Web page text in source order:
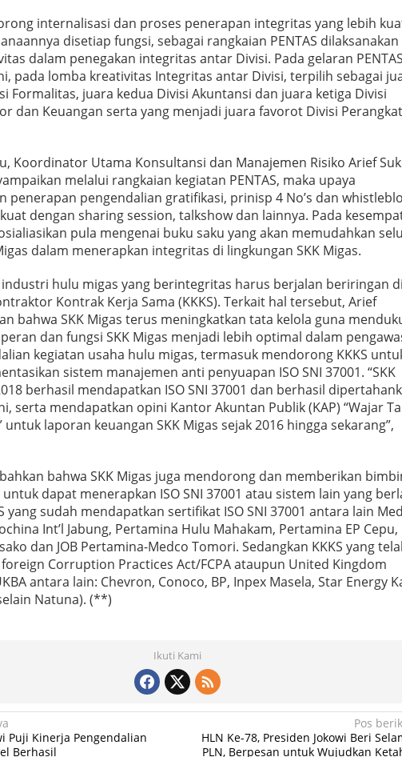
internalisasi dan proses penerapan integritas yang lebih
disetiap fungsi, sebagai rangkaian PENTAS
dalam penegakan integritas antar Divisi. Pada gelaran PENTAS
pada lomba kreativitas Integritas antar Divisi, terpilih sebagai
Formalitas, juara kedua Divisi Akuntansi dan juara ketiga Divisi
dan Keuangan serta yang menjadi juara favorot Divisi Perangkat
Koordinator Utama Konsultansi dan Manajemen Risiko Arief
melalui rangkaian kegiatan PENTAS, maka upaya
penerapan pengendalian gratifikasi, prinisp 4 No’s dan
dengan sharing session, talkshow dan lainnya. Pada
pula mengenai buku saku yang akan memudahkan
dalam menerapkan integritas di lingkungan SKK Migas.
hulu migas yang berintegritas harus berjalan beriringan
Kontrak Kerja Sama (KKKS). Terkait hal tersebut, Arief
bahwa SKK Migas terus meningkatkan tata kelola guna
dan fungsi SKK Migas menjadi lebih optimal dalam
kegiatan usaha hulu migas, termasuk mendorong KKKS
sistem manajemen anti penyuapan ISO SNI 37001. “SKK
berhasil mendapatkan ISO SNI 37001 dan berhasil
serta mendapatkan opini Kantor Akuntan Publik (KAP) “Wajar
untuk laporan keuangan SKK Migas sejak 2016 hingga sekarang”,
bahwa SKK Migas juga mendorong dan memberikan
untuk dapat menerapkan ISO SNI 37001 atau sistem lain yang
yang sudah mendapatkan sertifikat ISO SNI 37001 antara lain
Int’l Jabung, Pertamina Hulu Mahakam, Pertamina EP Cepu,
dan JOB Pertamina-Medco Tomori. Sedangkan KKKS yang
Corruption Practices Act/FCPA ataupun United Kingdom
antara lain: Chevron, Conoco, BP, Inpex Masela, Star Energy
Natuna). (**)
Ikuti Kami
Puji Kinerja Pengendalian
Berhasil
Pos
HLN Ke-78, Presiden Jokowi Beri
PLN, Berpesan untuk Wujudkan